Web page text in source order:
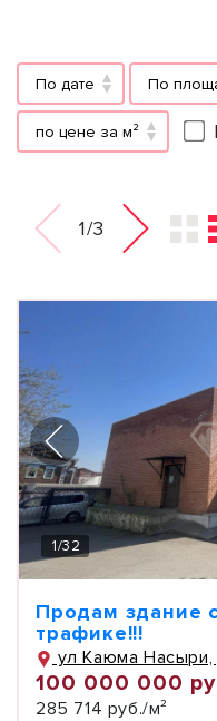
По дате По
по цене за м²
1/3
1/32
Продам здание
трафике!!!
ул Каюма Насыри,
100 000 000
285 714 руб./м²